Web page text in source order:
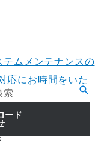
ムメンテナンスの
応にお時間をいた
ード